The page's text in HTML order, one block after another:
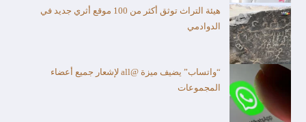
هيئة التراث توثق أكثر من 100 موقع أثري جديد في
الدوادمي
“واتساب” يضيف ميزة @all لإشعار جميع أعضاء
المجموعات